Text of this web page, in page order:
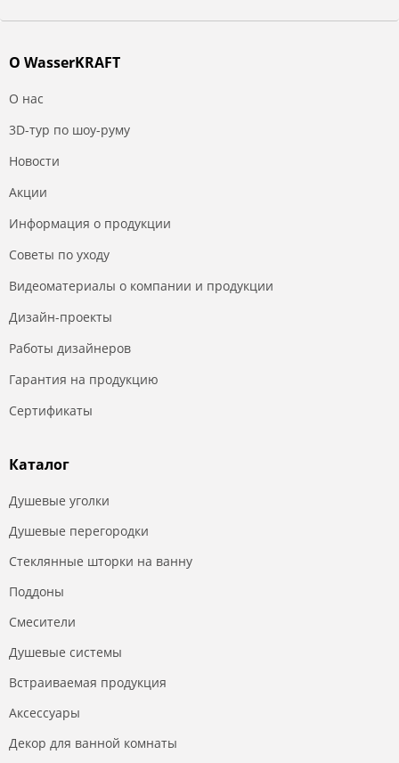
О WasserKRAFT
О нас
3D-тур по шоу-руму
Новости
Акции
Информация о продукции
Советы по уходу
Видеоматериалы о компании и продукции
Дизайн-проекты
Работы дизайнеров
Гарантия на продукцию
Сертификаты
Каталог
Душевые уголки
Душевые перегородки
Стеклянные шторки на ванну
Поддоны
Смесители
Душевые системы
Встраиваемая продукция
Аксессуары
Декор для ванной комнаты